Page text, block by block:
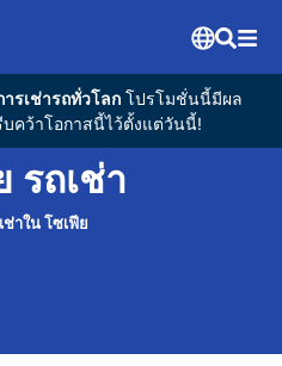
รเช่ารถทั่วโลกโปรโมชั่นนี้มีผล
คว้าโอกาสนี้ไว้ตั้งแต่วันนี้!
รถเช่า
าใน โซเฟีย